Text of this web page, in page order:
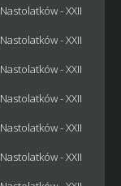
- XXII
- XXII
- XXII
- XXII
- XXII
- XXII